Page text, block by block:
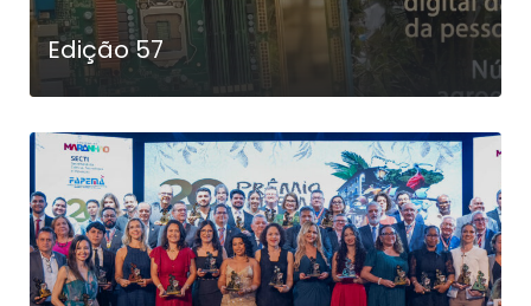
Edição 57
LEIA MAIS